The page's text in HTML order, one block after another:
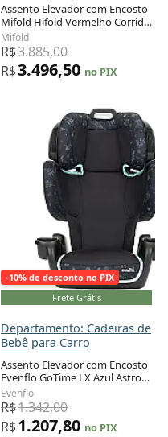
Assento Elevador com Encosto
Mifold Hifold Vermelho Corrida
Dobrável 18,1 a 45,4 kg
Mifold
R$3.885,00
R$3.496,50 no PIX
-10% de desconto no PIX
Frete Grátis
Departamento: Cadeiras de
Bebê para Carro
Assento Elevador com Encosto
Evenflo GoTime LX Azul Astro
18 a 54 kg
Adicionar ao carrinho
Evenflo
R$1.342,00
R$1.207,80 no PIX